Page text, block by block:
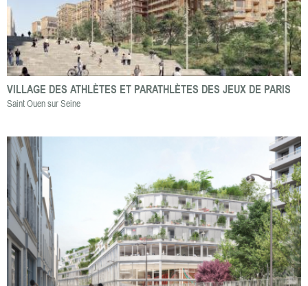
VILLAGE DES ATHLÈTES ET PARATHLÈTES DES JEUX DE PARIS
Saint Ouen sur Seine